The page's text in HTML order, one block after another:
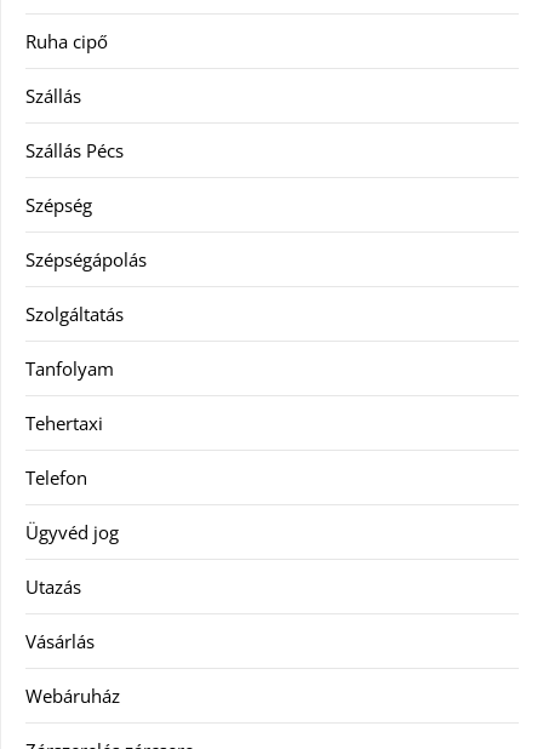
Ruha cipő
Szállás
Szállás Pécs
Szépség
Szépségápolás
Szolgáltatás
Tanfolyam
Tehertaxi
Telefon
Ügyvéd jog
Utazás
Vásárlás
Webáruház